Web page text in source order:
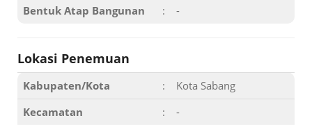
Bentuk Atap Bangunan
: -
Lokasi Penemuan
Kabupaten/Kota :
Kota Sabang
Kecamatan
:
-